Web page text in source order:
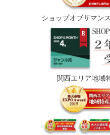
ショップオブザマン
関西エリア地域